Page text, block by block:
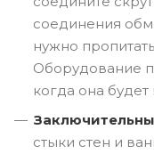
соединения
нужно
Оборудование
когда она
стыки стен и